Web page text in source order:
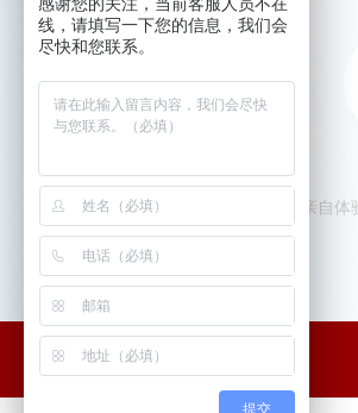
亲自
线，请填写一下您的信息，我们会
尽快和您联系。
提交